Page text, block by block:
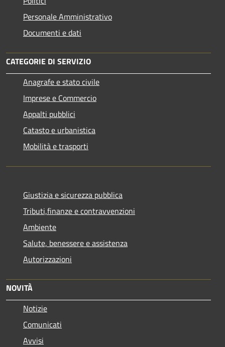
Personale Amministrativo
Documenti e dati
CATEGORIE DI SERVIZIO
Anagrafe e stato civile
Imprese e Commercio
Appalti pubblici
Catasto e urbanistica
Mobilità e trasporti
Giustizia e sicurezza pubblica
Tributi,finanze e contravvenzioni
Ambiente
Salute, benessere e assistenza
Autorizzazioni
NOVITÀ
Notizie
Comunicati
Avvisi